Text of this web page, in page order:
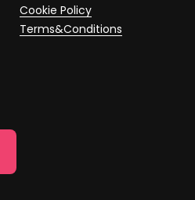
Cookie Policy
Terms&Conditions